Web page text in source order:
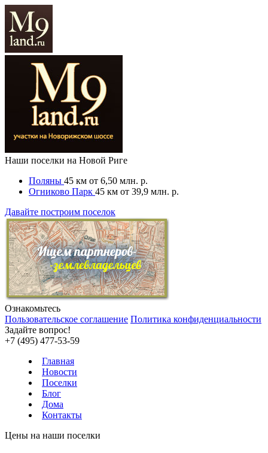
Наши поселки на Новой Риге
Поляны 45 км от 6,50 млн. р.
Огниково Парк 45 км от 39,9 млн. р.
Давайте построим поселок
Ознакомьтесь
Пользовательское соглашение Политика конфиденциальности
Задайте вопрос!
+7 (495) 477-53-59
Главная
Новости
Поселки
Блог
Дома
Контакты
Цены на наши поселки